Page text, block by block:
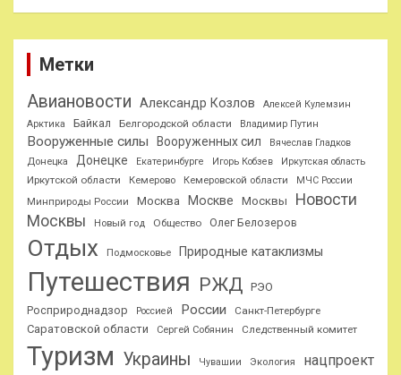
Метки
Авиановости Александр Козлов
Алексей Кулемзин
Арктика
Байкал Белгородской области Владимир Путин
Вооруженные силы Вооруженных сил
Вячеслав Гладков
Донецка
Донецке Екатеринбурге Игорь Кобзев Иркутская область
Иркутской области Кемерово Кемеровской области
МЧС России
Минприроды России
Москва Москве Москвы
Новости
Москвы
Новый год Общество Олег Белозеров
Отдых Подмосковье Природные катаклизмы
Путешествия РЖД РЭО
Росприроднадзор
Россией России Санкт-Петербурге
Саратовской области Сергей Собянин Следственный комитет
Туризм Украины Чувашии Экология
нацпроект